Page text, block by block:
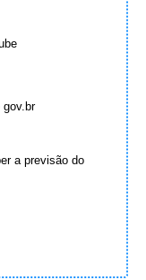
gov.br
a previsão do